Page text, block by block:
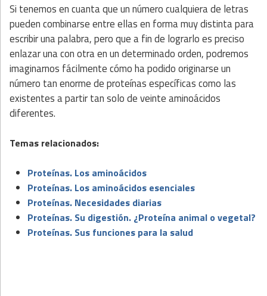
Si tenemos en cuanta que un número cualquiera de letras
pueden combinarse entre ellas en forma muy distinta para
escribir una palabra, pero que a fin de lograrlo es preciso
enlazar una con otra en un determinado orden, podremos
imaginarnos fácilmente cómo ha podido originarse un
número tan enorme de proteínas específicas como las
existentes a partir tan solo de veinte aminoácidos
diferentes.
Temas relacionados:
Proteínas. Los aminoácidos
Proteínas. Los aminoácidos esenciales
Proteínas. Necesidades diarias
Proteínas. Su digestión. ¿Proteína animal o vegetal?
Proteínas. Sus funciones para la salud